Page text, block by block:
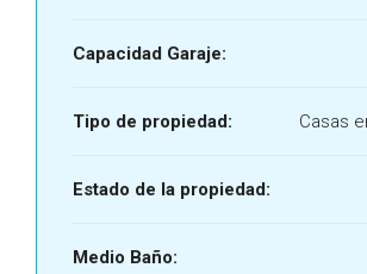
Capacidad Garaje:
Tipo de propiedad: Casas
Estado de la propiedad:
Medio Baño: